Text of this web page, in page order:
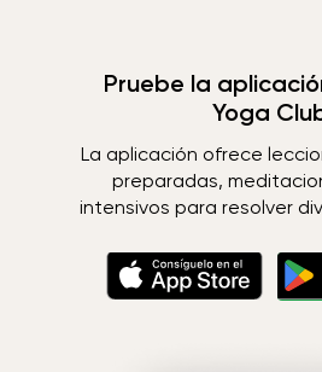
Pruebe la
Yoga
La aplicación ofrece
preparadas,
intensivos para resolver